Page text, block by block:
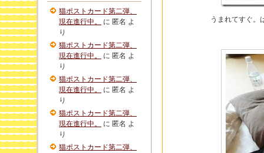
うまれてすぐ。
猫ポストカード第二弾、
現在進行中。
に 匿名 よ
り
猫ポストカード第二弾、
現在進行中。
に 匿名 よ
り
猫ポストカード第二弾、
現在進行中。
に 匿名 よ
り
猫ポストカード第二弾、
現在進行中。
に 匿名 よ
り
猫ポストカード第二弾、